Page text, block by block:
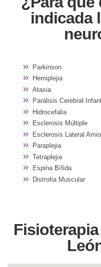
indicada
Parkinson
Hemiplejia
Ataxia
Parálisis Cerebral
Hidrocefalia
Esclerosis Múltiple
Esclerosis Lateral
Paraplejia
Tetraplejia
Espina Bífida
Distrofia Muscular